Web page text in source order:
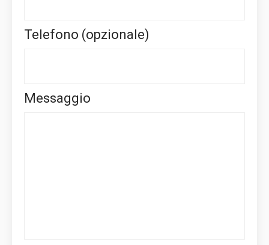
Telefono (opzionale)
Messaggio